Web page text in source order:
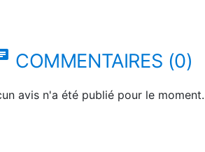
COMMENTAIRES (0)
avis n'a été publié pour le moment.